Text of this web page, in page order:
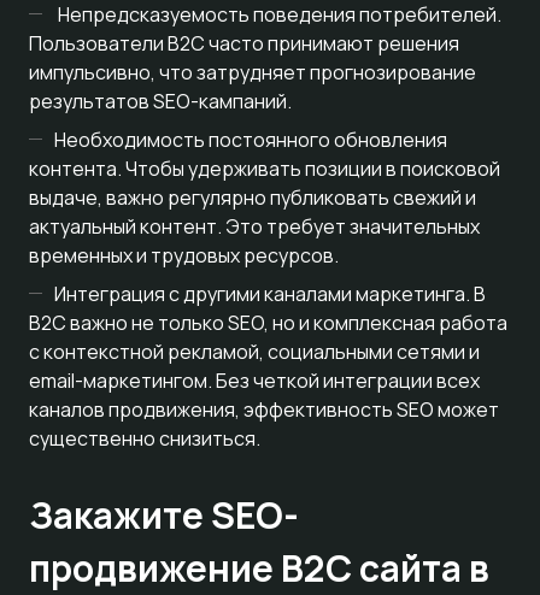
Непредсказуемость поведения потребителей.
Пользователи B2C часто принимают решения
импульсивно, что затрудняет прогнозирование
результатов SEO-кампаний.
Необходимость постоянного обновления
контента. Чтобы удерживать позиции в поисковой
выдаче, важно регулярно публиковать свежий и
актуальный контент. Это требует значительных
временных и трудовых ресурсов.
Интеграция с другими каналами маркетинга. В
B2C важно не только SEO, но и комплексная работа
с контекстной рекламой, социальными сетями и
email-маркетингом. Без четкой интеграции всех
каналов продвижения, эффективность SEO может
существенно снизиться.
Закажите SEO-
продвижение B2C сайта в